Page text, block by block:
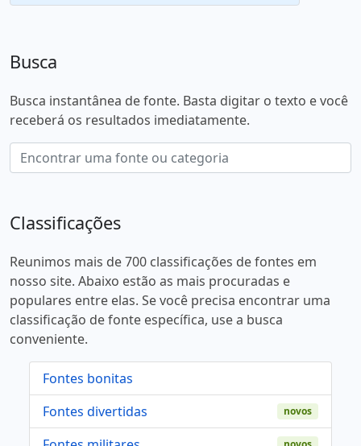
Busca
Busca instantânea de fonte. Basta digitar o texto e você
receberá os resultados imediatamente.
Classificações
Reunimos mais de 700 classificações de fontes em
nosso site. Abaixo estão as mais procuradas e
populares entre elas. Se você precisa encontrar uma
classificação de fonte específica, use a busca
conveniente.
Fontes bonitas
Fontes divertidas
novos